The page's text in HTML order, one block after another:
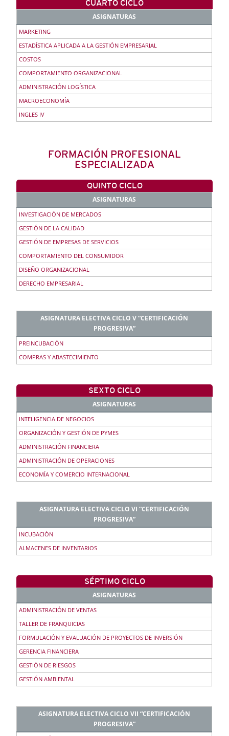
CUARTO CICLO
ASIGNATURAS
MARKETING
ESTADÍSTICA APLICADA A LA GESTIÓN EMPRESARIAL
COSTOS
COMPORTAMIENTO ORGANIZACIONAL
ADMINISTRACIÓN LOGÍSTICA
MACROECONOMÍA
INGLES IV
FORMACIÓN PROFESIONAL
ESPECIALIZADA
QUINTO CICLO
ASIGNATURAS
INVESTIGACIÓN DE MERCADOS
GESTIÓN DE LA CALIDAD
GESTIÓN DE EMPRESAS DE SERVICIOS
COMPORTAMIENTO DEL CONSUMIDOR
DISEÑO ORGANIZACIONAL
DERECHO EMPRESARIAL
ASIGNATURA ELECTIVA CICLO V “CERTIFICACIÓN
PROGRESIVA”
PREINCUBACIÓN
COMPRAS Y ABASTECIMIENTO
SEXTO CICLO
ASIGNATURAS
INTELIGENCIA DE NEGOCIOS
ORGANIZACIÓN Y GESTIÓN DE PYMES
ADMINISTRACIÓN FINANCIERA
ADMINISTRACIÓN DE OPERACIONES
ECONOMÍA Y COMERCIO INTERNACIONAL
ASIGNATURA ELECTIVA CICLO VI “CERTIFICACIÓN
PROGRESIVA”
INCUBACIÓN
ALMACENES DE INVENTARIOS
SÉPTIMO CICLO
ASIGNATURAS
ADMINISTRACIÓN DE VENTAS
TALLER DE FRANQUICIAS
FORMULACIÓN Y EVALUACIÓN DE PROYECTOS DE INVERSIÓN
GERENCIA FINANCIERA
GESTIÓN DE RIESGOS
GESTIÓN AMBIENTAL
ASIGNATURA ELECTIVA CICLO VII “CERTIFICACIÓN
PROGRESIVA”